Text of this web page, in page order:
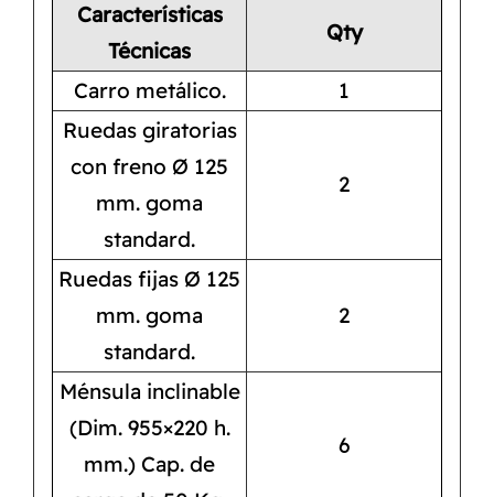
Características
Técnicas
Qty
Carro metálico.
1
Ruedas giratorias
con freno Ø 125
mm. goma
standard.
2
Ruedas fijas Ø 125
mm. goma
standard.
2
Ménsula inclinable
(Dim. 955×220 h.
mm.) Cap. de
6